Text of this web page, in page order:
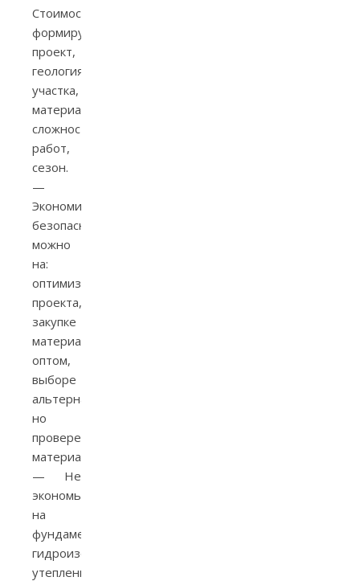
Стоимость
формируют:
проект,
геология
участка,
материалы,
сложность
работ,
сезон.
—
Экономить
безопасно
можно
на:
оптимизации
проекта,
закупке
материалов
оптом,
выборе
альтернативных,
но
проверенных
материалов.
— Не
экономьте
на
фундаменте,
гидроизоляции,
утеплении